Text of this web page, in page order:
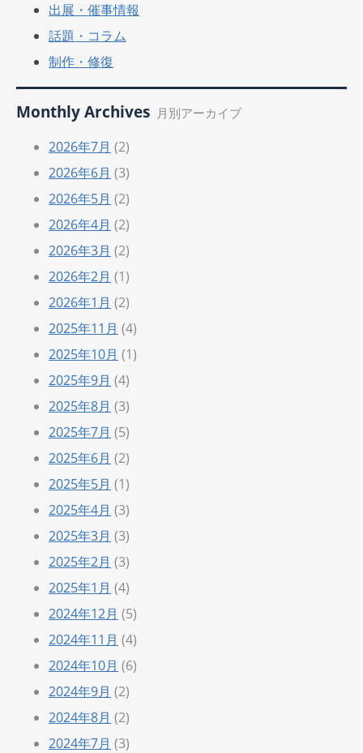
出展・催事情報
話題・コラム
制作・修復
Monthly Archives 月別アーカイブ
2026年7月 (2)
2026年6月 (3)
2026年5月 (2)
2026年4月 (2)
2026年3月 (2)
2026年2月 (1)
2026年1月 (2)
2025年11月 (4)
2025年10月 (1)
2025年9月 (4)
2025年8月 (3)
2025年7月 (5)
2025年6月 (2)
2025年5月 (1)
2025年4月 (3)
2025年3月 (3)
2025年2月 (3)
2025年1月 (4)
2024年12月 (5)
2024年11月 (4)
2024年10月 (6)
2024年9月 (2)
2024年8月 (2)
2024年7月 (3)